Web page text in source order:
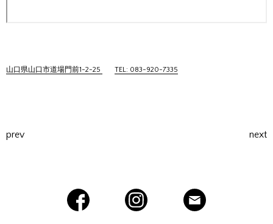
山口県山口市道場門前1-2-25 TEL: 083-920-7335
prev next